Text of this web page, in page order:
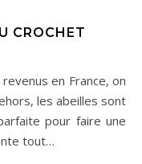
CROCHET
les abeilles sont
pour faire une
tout…